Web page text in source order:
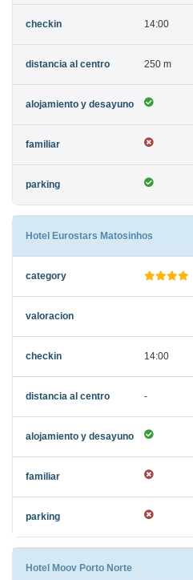
14:00
250 m
Hotel Eurostars Matosinhos
14:00
-
Hotel Moov Porto Norte